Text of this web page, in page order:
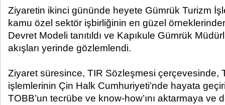
Ziyaretin ikinci gününde heyete Gümrük Turizm
kamu özel sektör işbirliğinin en güzel
Devret Modeli tanıtıldı ve Kapıkule Gümrük
akışları yerinde gözlemlendi.
Ziyaret süresince, TIR Sözleşmesi çerçevesinde,
işlemlerinin Çin Halk Cumhuriyeti’nde hayata
TOBB’un tecrübe ve know-how’ını aktarmaya ve